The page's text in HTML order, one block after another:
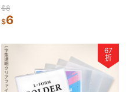
餐袋 便當袋 奶茶袋 外帶打包袋
$8
$6
67
折